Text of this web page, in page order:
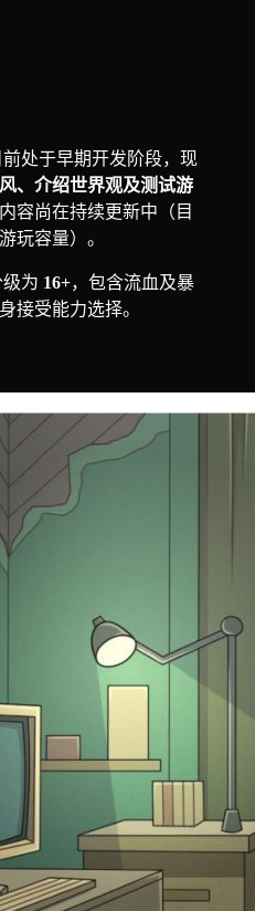
处于早期开发阶段，现
、介绍世界观及测试游
容尚在持续更新中（目
玩容量）。
为 16+，包含流血及暴
接受能力选择。